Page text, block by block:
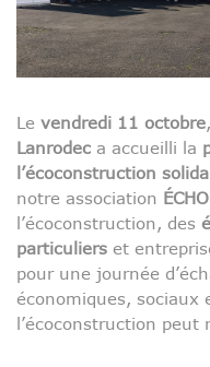
Le vendredi 11 octobre
Lanrodec a accueilli la
l’écoconstruction
notre association
l’écoconstruction, des
particuliers et
pour une journée
économiques,
l’écoconstruction peut